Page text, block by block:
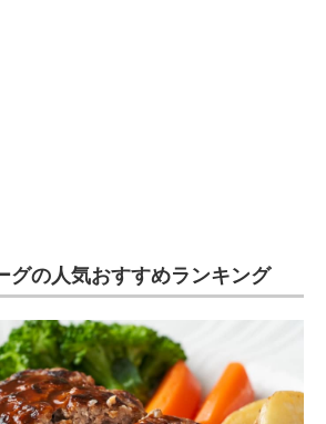
グの人気おすすめランキング